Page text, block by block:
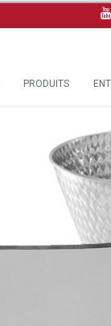
PRODUITS